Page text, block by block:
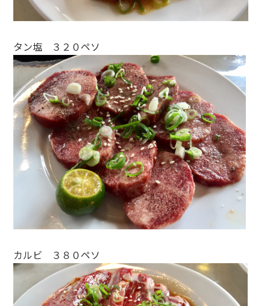
タン塩 ３２０ペソ
カルビ ３８０ペソ